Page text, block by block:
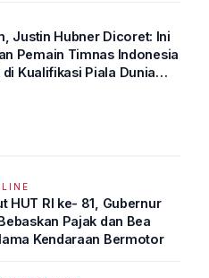
Justin Hubner Dicoret: Ini
Pemain Timnas Indonesia
di Kualifikasi Piala Dunia
HUT RI ke- 81, Gubernur
Pajak dan Bea
Kendaraan Bermotor